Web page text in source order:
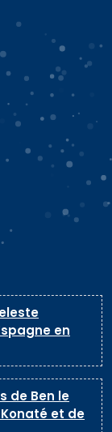
en
de Ben le
et de